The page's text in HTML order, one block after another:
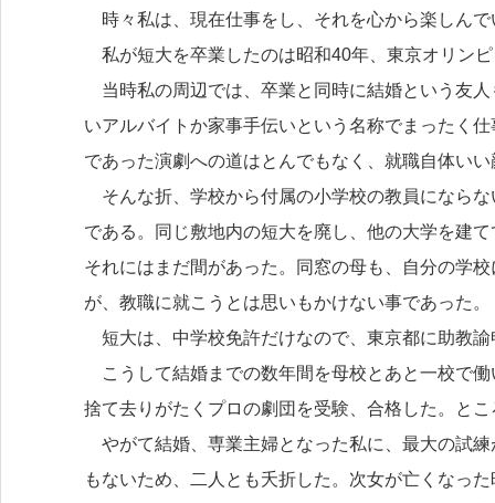
時々私は、現在仕事をし、それを心から楽しん
私が短大を卒業したのは昭和40年、東京オリン
当時私の周辺では、卒業と同時に結婚という友
いアルバイトか家事手伝いという名称でまったく
であった演劇への道はとんでもなく、就職自体い
そんな折、学校から付属の小学校の教員になら
である。同じ敷地内の短大を廃し、他の大学を建
それにはまだ間があった。同窓の母も、自分の学
が、教職に就こうとは思いもかけない事であった。
短大は、中学校免許だけなので、東京都に助教
こうして結婚までの数年間を母校とあと一校で
捨て去りがたくプロの劇団を受験、合格した。と
やがて結婚、専業主婦となった私に、最大の試
もないため、二人とも夭折した。次女が亡くなっ